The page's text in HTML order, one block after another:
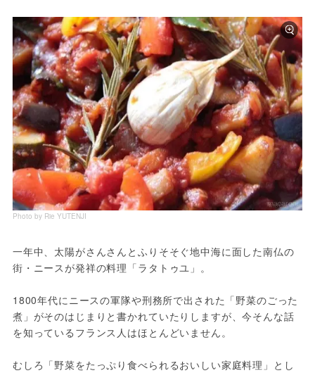
Photo by Rie YUTENJI
一年中、太陽がさんさんとふりそそぐ地中海に面した南仏の
街・ニースが発祥の料理「ラタトゥユ」。
1800年代にニースの軍隊や刑務所で出された「野菜のごった
煮」がそのはじまりと書かれていたりしますが、今そんな話
を知っているフランス人はほとんどいません。
むしろ「野菜をたっぷり食べられるおいしい家庭料理」とし